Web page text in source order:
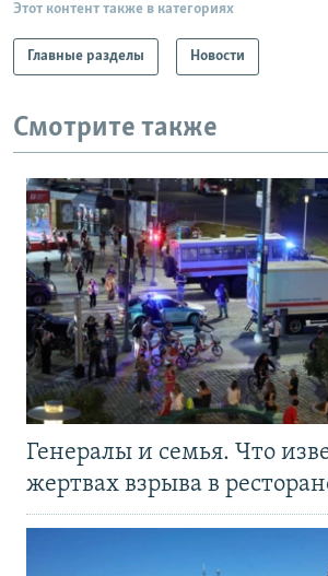
Этот контент также в категориях
Главные разделы Новости
Смотрите также
Генералы и семья. Что
жертвах взрыва в